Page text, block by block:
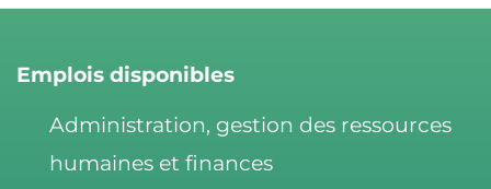
e
d
I
n
t
e
r
l
e
o
Emplois disponibles
Administration, gestion des ressources
humaines et finances